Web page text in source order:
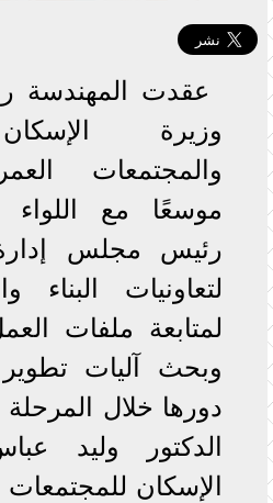
عقدت المهندسة
وزيرة
والمجتمعات
موسعًا مع اللواء
رئيس مجلس إدارة
لتعاونيات البناء
لمتابعة ملفات
وبحث آليات تطوير
دورها خلال المرحلة
الدكتور وليد
الإسكان للمجتمعات